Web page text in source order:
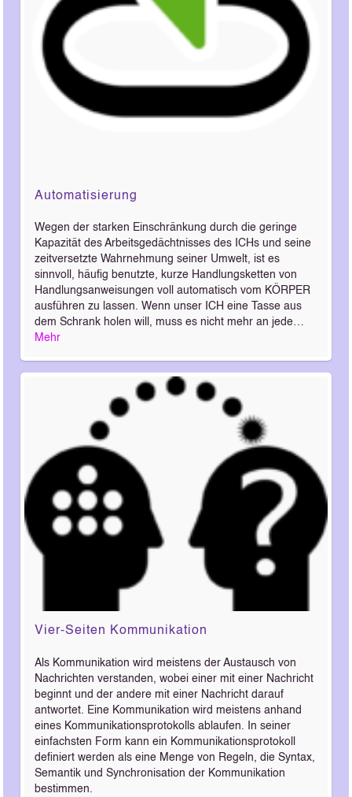
Automatisierung
Wegen der starken Einschränkung durch die geringe
Kapazität des Arbeitsgedächtnisses des ICHs und seine
zeitversetzte Wahrnehmung seiner Umwelt, ist es
sinnvoll, häufig benutzte, kurze Handlungsketten von
Handlungsanweisungen voll automatisch vom KÖRPER
ausführen zu lassen. Wenn unser ICH eine Tasse aus
dem Schrank holen will, muss es nicht mehr an jede…
Mehr
Vier-Seiten Kommunikation
Als Kommunikation wird meistens der Austausch von
Nachrichten verstanden, wobei einer mit einer Nachricht
beginnt und der andere mit einer Nachricht darauf
antwortet. Eine Kommunikation wird meistens anhand
eines Kommunikationsprotokolls ablaufen. In seiner
einfachsten Form kann ein Kommunikationsprotokoll
definiert werden als eine Menge von Regeln, die Syntax,
Semantik und Synchronisation der Kommunikation
bestimmen.